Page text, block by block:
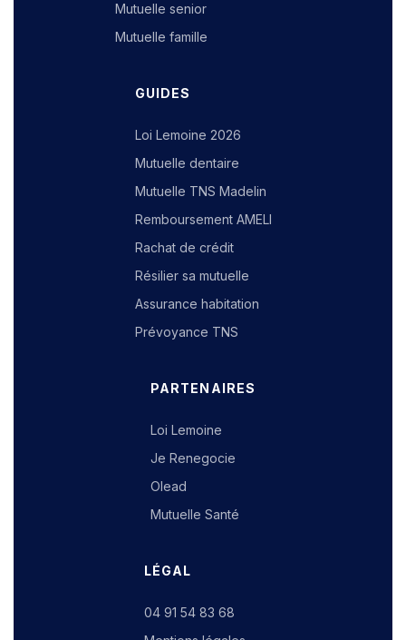
Mutuelle senior
Mutuelle famille
GUIDES
Loi Lemoine 2026
Mutuelle dentaire
Mutuelle TNS Madelin
Remboursement AMELI
Rachat de crédit
Résilier sa mutuelle
Assurance habitation
Prévoyance TNS
PARTENAIRES
Loi Lemoine
Je Renegocie
Olead
Mutuelle Santé
LÉGAL
04 91 54 83 68